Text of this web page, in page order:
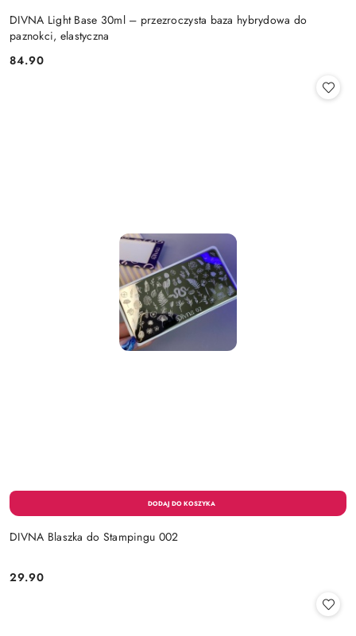
DIVNA Light Base 30ml – przezroczysta baza hybrydowa do
paznokci, elastyczna
Cena:
84.90
DIVNA Blaszka do Stampingu 002
Cena:
29.90